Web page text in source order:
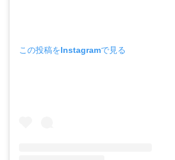
この投稿をInstagramで見る